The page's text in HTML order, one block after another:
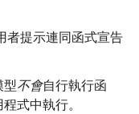
者提示連同函式宣告
型不會自行執行函
式中執行。